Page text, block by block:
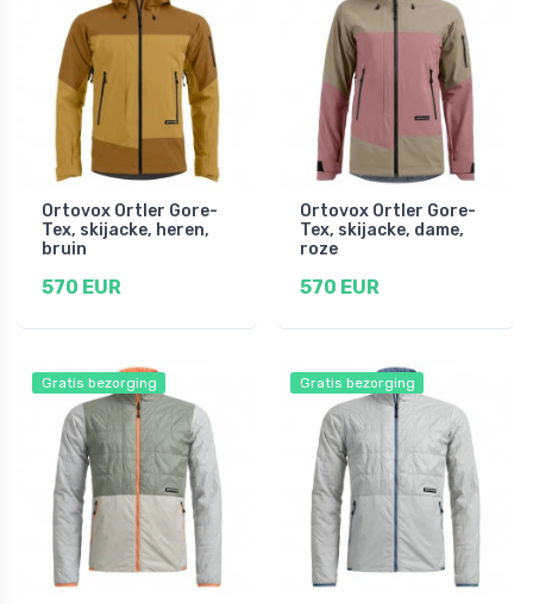
Ortovox Ortler Gore-
Tex, skijacke, heren,
bruin
570 EUR
Ortovox Ortler Gore-
Tex, skijacke, dame,
roze
570 EUR
Gratis bezorging Gratis bezorging